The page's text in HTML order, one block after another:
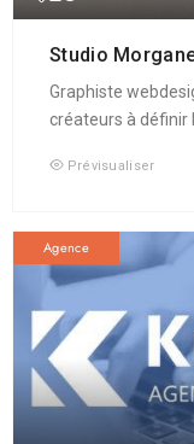
Studio
Graphiste
créateurs à définir
Prévisualiser
Agence